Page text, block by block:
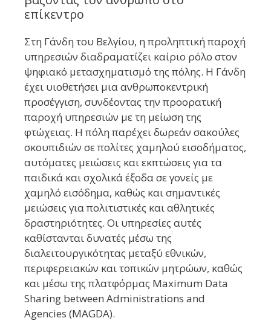
επίκεντρο
Στη Γάνδη του Βελγίου, η προληπτική παροχή
υπηρεσιών διαδραματίζει καίριο ρόλο στον
ψηφιακό μετασχηματισμό της πόλης. Η Γάνδη
έχει υιοθετήσει μια ανθρωποκεντρική
προσέγγιση, συνδέοντας την προορατική
παροχή υπηρεσιών με τη μείωση της
φτώχειας. Η πόλη παρέχει δωρεάν σακούλες
σκουπιδιών σε πολίτες χαμηλού εισοδήματος,
αυτόματες μειώσεις και εκπτώσεις για τα
παιδικά και σχολικά έξοδα σε γονείς με
χαμηλό εισόδημα, καθώς και σημαντικές
μειώσεις για πολιτιστικές και αθλητικές
δραστηριότητες. Οι υπηρεσίες αυτές
καθίστανται δυνατές μέσω της
διαλειτουργικότητας μεταξύ εθνικών,
περιφερειακών και τοπικών μητρώων, καθώς
και μέσω της πλατφόρμας Maximum Data
Sharing between Administrations and
Agencies (MAGDA).